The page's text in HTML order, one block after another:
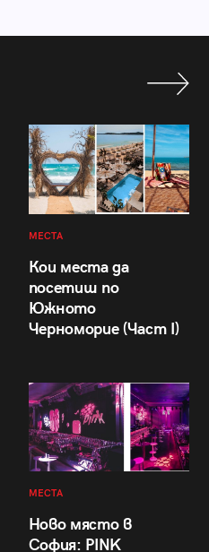
МЕСТА
Кои места да
посетиш по
Южното
Черноморие (Част I)
МЕСТА
Ново място в
София: PINK